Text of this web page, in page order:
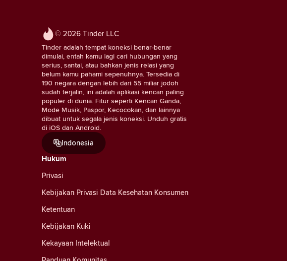
© 2026 Tinder LLC
Tinder adalah tempat koneksi benar-benar
dimulai, entah kamu lagi cari hubungan yang
serius, santai, atau bahkan jenis relasi yang
belum kamu pahami sepenuhnya. Tersedia di
190 negara dengan lebih dari 55 miliar jodoh
sudah terjalin, ini adalah aplikasi kencan paling
populer di dunia. Fitur seperti Kencan Ganda,
Mode Musik, Paspor, Kecocokan, dan lainnya
dibuat untuk segala jenis koneksi. Unduh gratis
di iOS dan Android.
Indonesia
Hukum
Privasi
Kebijakan Privasi Data Kesehatan Konsumen
Ketentuan
Kebijakan Kuki
Kekayaan Intelektual